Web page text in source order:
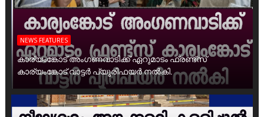
NEWS FEATURES
കാര്യംങ്കോട് അംഗണവാടിക്ക് ഏറുമാടം ഫ്രണ്ട്സ്
കാര്യംങ്കോട് വാട്ടർ പ്യൂരിഫയർ നൽകി.